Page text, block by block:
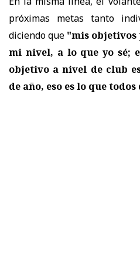
próximas metas tanto
diciendo que "mis objetivos
mi nivel, a lo que yo sé;
objetivo a nivel de club
de año, eso es lo que